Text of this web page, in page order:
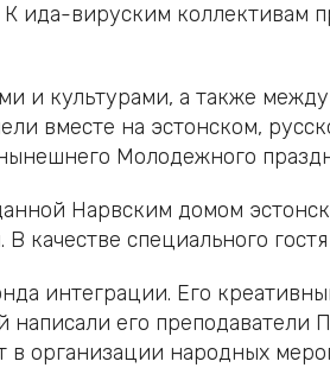
К ида-вируским
и культурами, а также
вместе на эстонском,
Молодежного
Нарвским домом
качестве специального
интеграции. Его
написали его
организации народных